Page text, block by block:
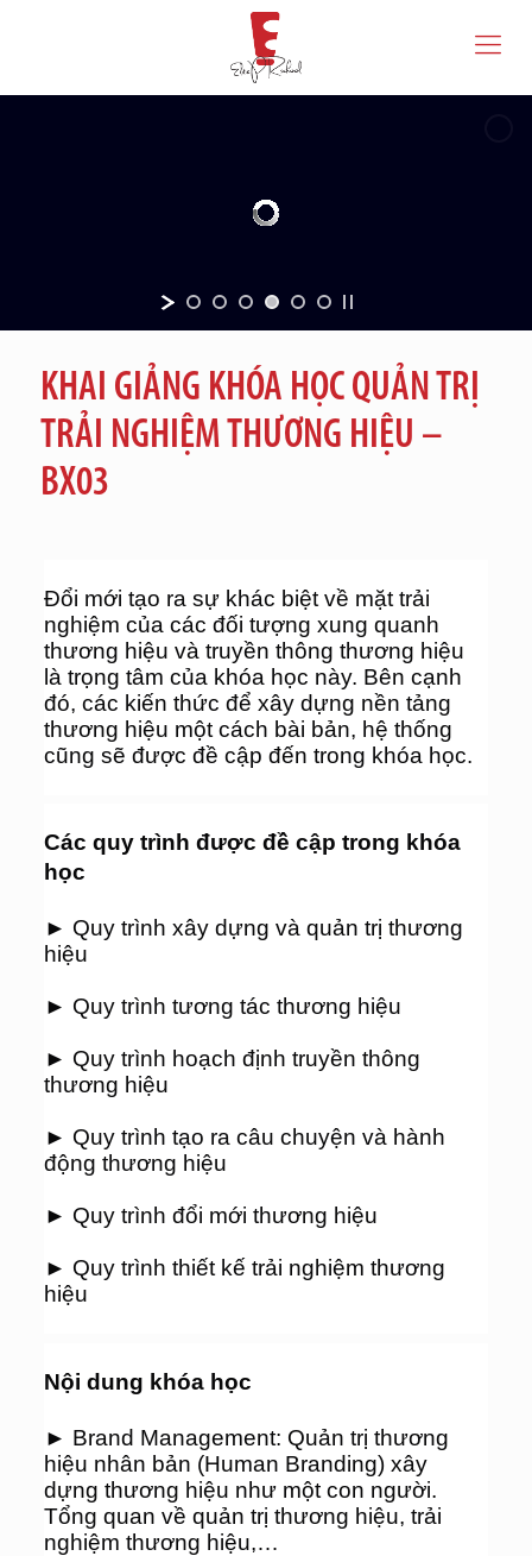
KHAI GIẢNG KHÓA HỌC QUẢN TRỊ
TRẢI NGHIỆM THƯƠNG HIỆU –
BX03
Đổi mới tạo ra sự khác biệt về mặt trải
nghiệm của các đối tượng xung quanh
thương hiệu và truyền thông thương hiệu
là trọng tâm của khóa học này. Bên cạnh
đó, các kiến thức để xây dựng nền tảng
thương hiệu một cách bài bản, hệ thống
cũng sẽ được đề cập đến trong khóa học.
Các quy trình được đề cập trong khóa
học
► Quy trình xây dựng và quản trị thương
hiệu
► Quy trình tương tác thương hiệu
► Quy trình hoạch định truyền thông
thương hiệu
► Quy trình tạo ra câu chuyện và hành
động thương hiệu
► Quy trình đổi mới thương hiệu
► Quy trình thiết kế trải nghiệm thương
hiệu
Nội dung khóa học
► Brand Management: Quản trị thương
hiệu nhân bản (Human Branding) xây
dựng thương hiệu như một con người.
Tổng quan về quản trị thương hiệu, trải
nghiệm thương hiệu,…